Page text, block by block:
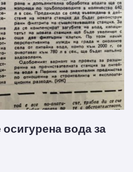
вода за